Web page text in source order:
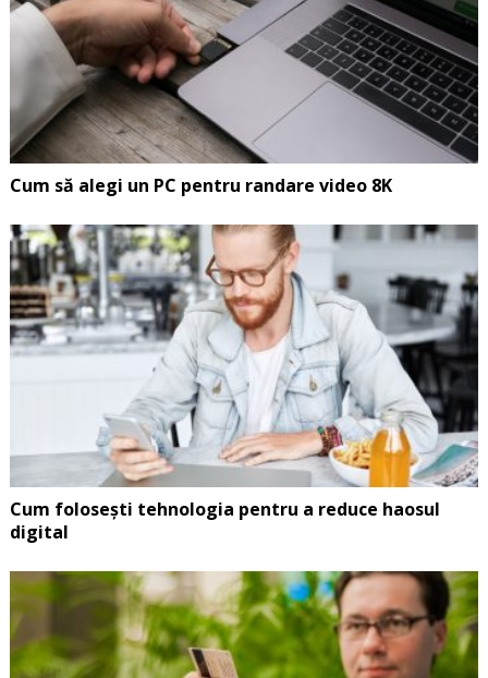
Cum să alegi un PC pentru randare video 8K
Cum folosești tehnologia pentru a reduce haosul
digital